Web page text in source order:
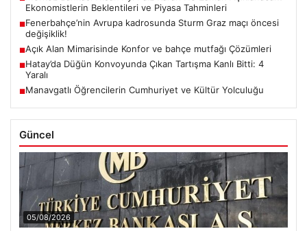
Ekonomistlerin Beklentileri ve Piyasa Tahminleri
■Fenerbahçe’nin Avrupa kadrosunda Sturm Graz maçı öncesi
değişiklik!
■Açık Alan Mimarisinde Konfor ve bahçe mutfağı Çözümleri
■Hatay’da Düğün Konvoyunda Çıkan Tartışma Kanlı Bitti: 4
Yaralı
■Manavgatlı Öğrencilerin Cumhuriyet ve Kültür Yolculuğu
Güncel
05/08/2026